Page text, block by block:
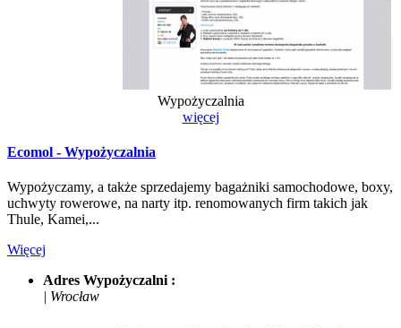
Wypożyczalnia
więcej
Ecomol - Wypożyczalnia
Wypożyczamy, a także sprzedajemy bagażniki samochodowe, boxy,
uchwyty rowerowe, na narty itp. renomowanych firm takich jak
Thule, Kamei,...
Więcej
Adres Wypożyczalni :
| Wrocław